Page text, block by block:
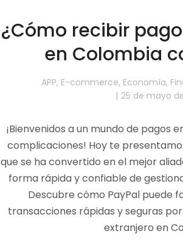
¿Cómo recibir
en Colombia
APP, E-commerce, Economía,
25 de mayo
¡Bienvenidos a un mundo de pagos
complicaciones! Hoy te
que se ha convertido en el mejor
forma rápida y confiable de
Descubre cómo PayPal puede
transacciones rápidas y seguras
extranjero en